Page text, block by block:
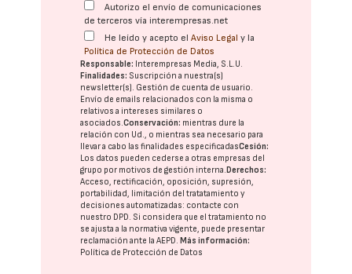
Autorizo el envío de comunicaciones
de terceros vía interempresas.net
He leído y acepto elAviso Legal y la
Política de Protección de Datos
Responsable: Interempresas Media, S.L.U.
Finalidades: Suscripción a nuestra(s)
newsletter(s). Gestión de cuenta de usuario.
Envío de emails relacionados con la misma o
relativos a intereses similares o
asociados.Conservación: mientras dure la
relación con Ud., o mientras sea necesario para
llevar a cabo las finalidades especificadasCesión:
Los datos pueden cederse a otras empresas del
grupo por motivos de gestión interna.Derechos:
Acceso, rectificación, oposición, supresión,
portabilidad, limitación del tratatamiento y
decisiones automatizadas: contacte con
nuestro DPD . Si considera que el tratamiento no
se ajusta a la normativa vigente, puede presentar
reclamación ante laAEPD .Más información:
Política de Protección de Datos